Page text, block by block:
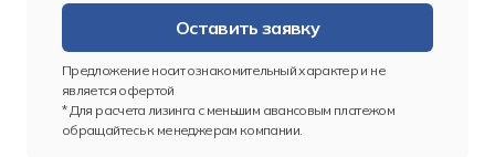
Оставить заявку
Предложение носит ознакомительный характер и не
является офертой
* Для расчета лизинга с меньшим авансовым платежом
обращайтесь к менеджерам компании.